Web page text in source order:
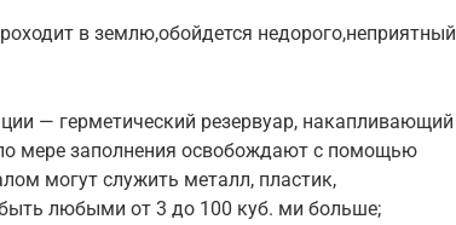
в землю,обойдется недорого,неприятный
— герметический резервуар, накапливающий
мере заполнения освобождают с помощью
могут служить металл, пластик,
любыми от 3 до 100 куб. ми больше;